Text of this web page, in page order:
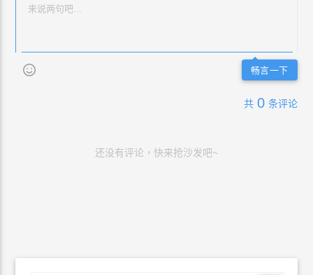
畅言一下
共 0 条评论
还没有评论，快来抢沙发吧~